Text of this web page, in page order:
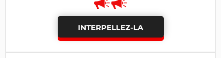
INTERPELLEZ-LA